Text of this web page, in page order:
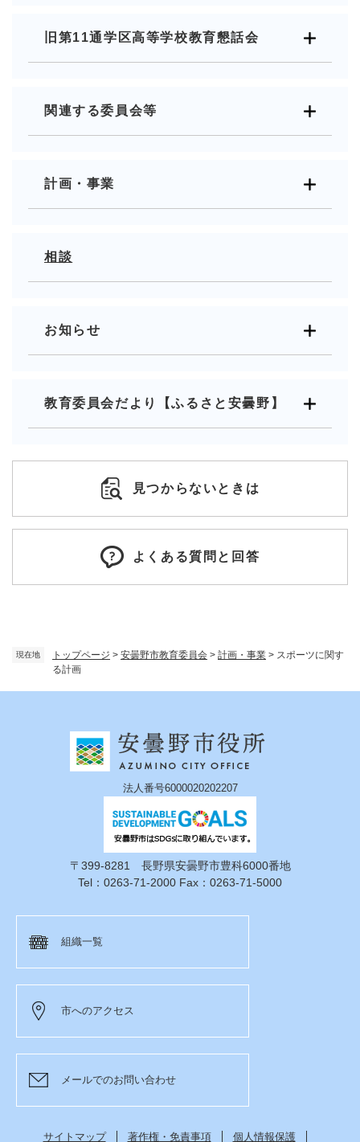
現在地 トップページ > 安曇野市教育委員会 > 計画・事業 > スポーツに関す
る計画
旧第11通学区高等学校教育懇話会
関連する委員会等
計画・事業
相談
お知らせ
教育委員会だより【ふるさと安曇野】
見つからないときは
よくある質問と回答
法人番号6000020202207
〒399-8281 長野県安曇野市豊科6000番地
Tel：0263-71-2000 Fax：0263-71-5000
組織一覧
市へのアクセス
メールでのお問い合わせ
サイトマップ 著作権・免責事項 個人情報保護